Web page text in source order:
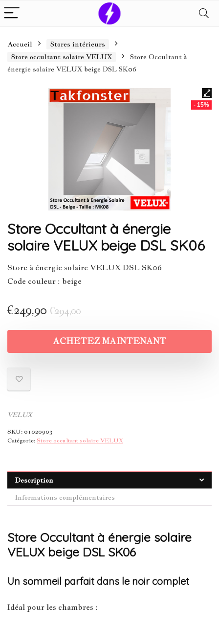
Accueil
Stores intérieurs
Store occultant solaire VELUX
Store Occultant à
énergie solaire VELUX beige DSL SK06
- 15%
Store Occultant à énergie
solaire VELUX beige DSL SK06
Store à énergie solaire VELUX DSL SK06
Code couleur : beige
€294,00
€249,90
ACHETEZ MAINTENANT
VELUX
SKU:01020903
Catégorie:Store occultant solaire VELUX
Description
Informations complémentaires
Store Occultant à énergie solaire
VELUX beige DSL SK06
Un sommeil parfait dans le noir complet
Idéal pour les chambres :